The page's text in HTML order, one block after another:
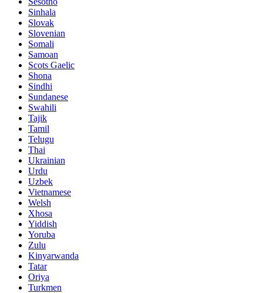
Sinhala
Slovak
Slovenian
Somali
Samoan
Scots Gaelic
Shona
Sindhi
Sundanese
Swahili
Tajik
Tamil
Telugu
Thai
Ukrainian
Urdu
Uzbek
Vietnamese
Welsh
Xhosa
Yiddish
Yoruba
Zulu
Kinyarwanda
Tatar
Oriya
Turkmen